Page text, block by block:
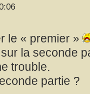
le « premier »
la seconde
trouble.
partie ?